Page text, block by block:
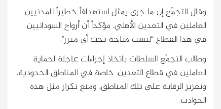
وقال التجمّع إن ما جرى يمثل استهدافاً خطيراً للمدنيين
العاملين في التعدين الأهلي، مؤكداً أن أرواح السودانيين
في هذا القطاع “ليست مباحة تحت أي مبرر”.
وطالب التجمّع السلطات باتخاذ إجراءات عاجلة لحماية
العاملين في قطاع التعدين، خاصة في المناطق الحدودية،
وتعزيز الرقابة على تلك المناطق، ومنع تكرار مثل هذه
الحوادث.